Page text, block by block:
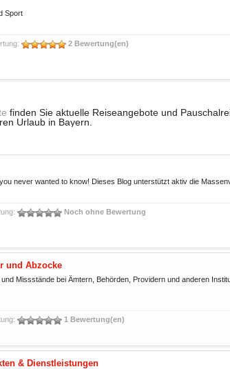
Sport
2 Bewertung(en)
finden Sie aktuelle Reiseangebote und
Urlaub in Bayern.
never wanted to know! Dieses Blog unterstützt aktiv die
Noch ohne Bewertung
und Abzocke
Missstände bei Ämtern, Behörden, Providern und anderen
1 Bewertung(en)
& Dienstleistungen